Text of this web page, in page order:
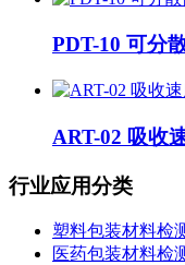
PDT-10 可分
ART-02 吸收
行业应用分类
塑料包装材料检
医药包装材料检